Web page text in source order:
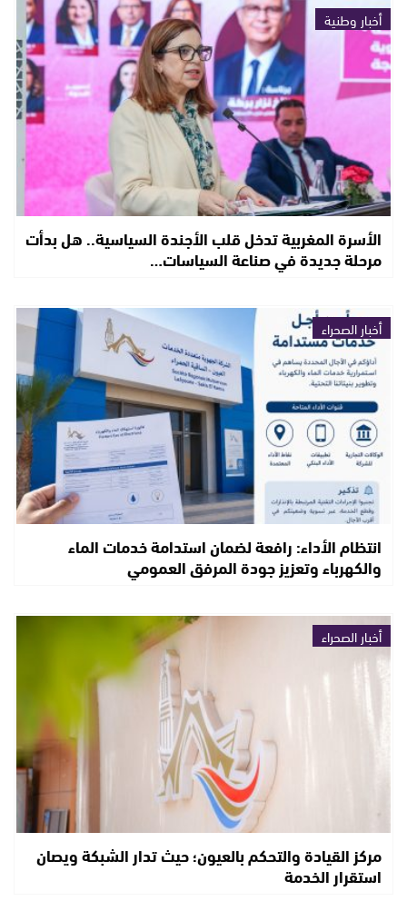
أخبار وطنية
الأسرة المغربية تدخل قلب الأجندة السياسية.. هل بدأت
مرحلة جديدة في صناعة السياسات…
أخبار الصحراء
انتظام الأداء: رافعة لضمان استدامة خدمات الماء
والكهرباء وتعزيز جودة المرفق العمومي
أخبار الصحراء
مركز القيادة والتحكم بالعيون؛ حيث تدار الشبكة ويصان
استقرار الخدمة